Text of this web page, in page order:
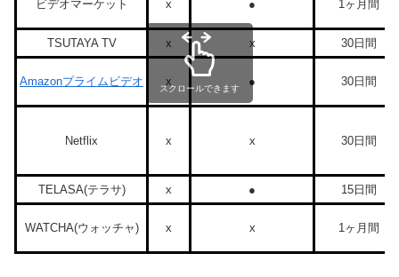
ビデオマーケット x ● 1ヶ月間
TSUTAYA TV x x 30日間
Amazonプライムビデオ x ● 30日間
Netflix x x 30日間
TELASA(テラサ) x ● 15日間
WATCHA(ウォッチャ) x x 1ヶ月間
スクロールできます